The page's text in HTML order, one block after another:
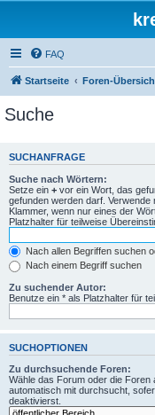
FAQ
Startseite Foren-
Suche
SUCHANFRAGE
Suche nach Wörtern:
Setze ein + vor ein Wort, das
gefunden werden darf.
Klammer, wenn nur eines der
Platzhalter für teilweise
Nach allen Begriffen suchen
Nach einem Begriff suchen
Zu suchender Autor:
Benutze ein * als Platzhalter für
SUCHOPTIONEN
Zu durchsuchende Foren:
Wähle das Forum oder die
automatisch mit durchsucht,
deaktivierst.